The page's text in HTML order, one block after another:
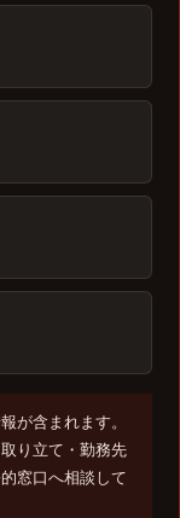
が含まれます。
り立て・勤務先
窓口へ相談して